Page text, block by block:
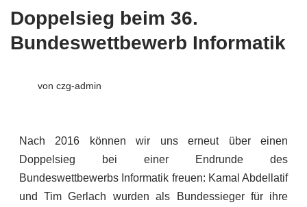
Doppelsieg beim 36.
Bundeswettbewerb Informatik
von czg-admin
Nach 2016 können wir uns erneut über einen
Doppelsieg bei einer Endrunde des
Bundeswettbewerbs Informatik freuen: Kamal Abdellatif
und Tim Gerlach wurden als Bundessieger für ihre